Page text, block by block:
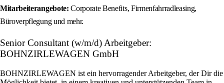
Mitarbeiterangebote: Corporate Benefits, Firmenfahrradleasing,
Büroverpflegung und mehr.
Senior Consultant (w/m/d) Arbeitgeber:
BOHNZIRLEWAGEN GmbH
BOHNZIRLEWAGEN ist ein hervorragender Arbeitgeber, der Dir die